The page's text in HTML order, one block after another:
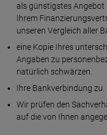
als günstigstes Angebot
Ihrem
unseren Vergleich aller
eine Kopie Ihres
Angaben zu
natürlich schwärzen.
Ihre Bankverbindung zu.
Wir prüfen den
auf die von Ihnen